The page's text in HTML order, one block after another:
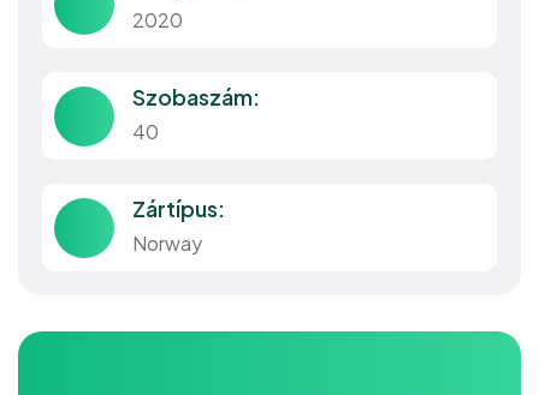
2020
Szobaszám:
40
Zártípus:
Norway